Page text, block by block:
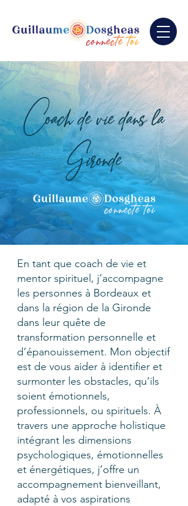
Coach de vie dans la
Gironde
En tant que coach de vie et
mentor spirituel, j’accompagne
les personnes à Bordeaux et
dans la région de la Gironde
dans leur quête de
transformation personnelle et
d’épanouissement. Mon objectif
est de vous aider à identifier et
surmonter les obstacles, qu’ils
soient émotionnels,
professionnels, ou spirituels. À
travers une approche holistique
intégrant les dimensions
psychologiques, émotionnelles
et énergétiques, j’offre un
accompagnement bienveillant,
adapté à vos aspirations